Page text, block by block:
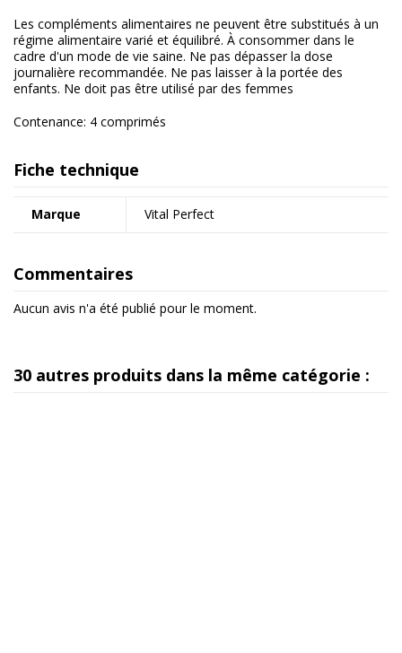
Les compléments alimentaires ne peuvent être substitués à un
régime alimentaire varié et équilibré. À consommer dans le
cadre d'un mode de vie saine. Ne pas dépasser la dose
journalière recommandée. Ne pas laisser à la portée des
enfants. Ne doit pas être utilisé par des femmes
Contenance: 4 comprimés
Fiche technique
Marque Vital Perfect
Commentaires
Aucun avis n'a été publié pour le moment.
30 autres produits dans la même catégorie :